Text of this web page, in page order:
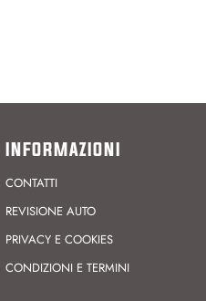
INFORMAZIONI
CONTATTI
REVISIONE AUTO
PRIVACY E COOKIES
CONDIZIONI E TERMINI